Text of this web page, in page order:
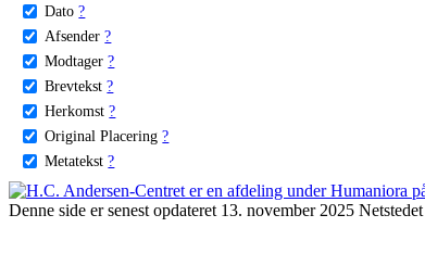
Dato ?
Afsender ?
Modtager ?
Brevtekst ?
Herkomst ?
Original Placering ?
Metatekst ?
Denne side er senest opdateret 13. november 2025